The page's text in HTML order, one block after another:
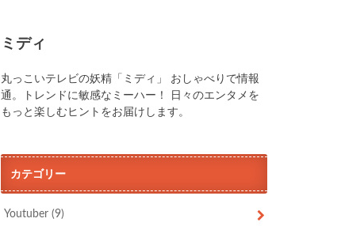
ミディ
丸っこいテレビの妖精「ミディ」 おしゃべりで情報
通。トレンドに敏感なミーハー！ 日々のエンタメを
もっと楽しむヒントをお届けします。
カテゴリー
Youtuber(9)